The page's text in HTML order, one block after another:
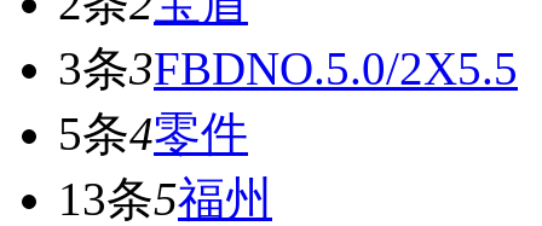
3条3FBDNO.5.0/2X5.5
5条4零件
13条5福州